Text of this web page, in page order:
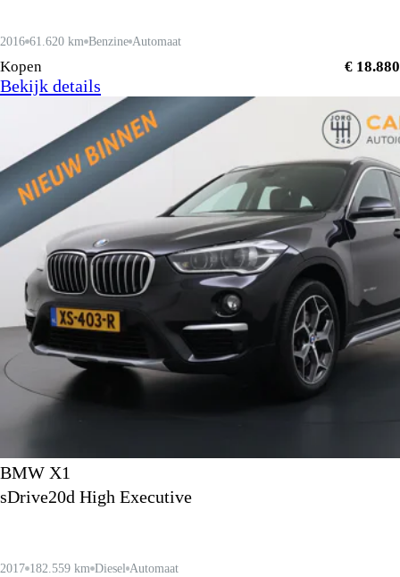
2016 61.620 km Benzine Automaat
Kopen € 18.880
Bekijk details
BMW X1
sDrive20d High Executive
2017 182.559 km Diesel Automaat